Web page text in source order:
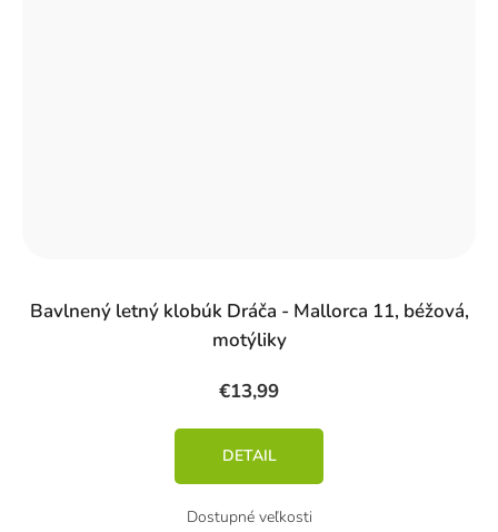
Bavlnený letný klobúk Dráča - Mallorca 11, béžová,
motýliky
€13,99
DETAIL